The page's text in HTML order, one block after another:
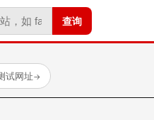
查询
试网址→